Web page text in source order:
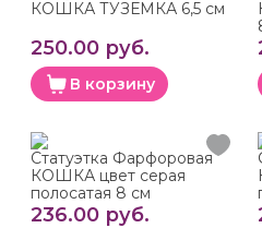
КОШКА ТУЗЕМКА 6,5 см
250.00 руб.
В корзину
Статуэтка Фарфоровая
КОШКА цвет серая
полосатая 8 см
236.00 руб.